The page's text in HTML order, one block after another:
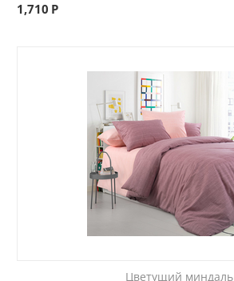
1,710 Р
Цветущий миндаль